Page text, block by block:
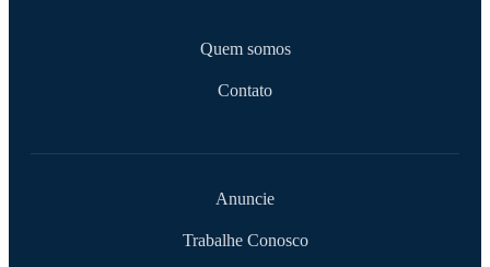
Quem somos
Contato
Anuncie
Trabalhe Conosco